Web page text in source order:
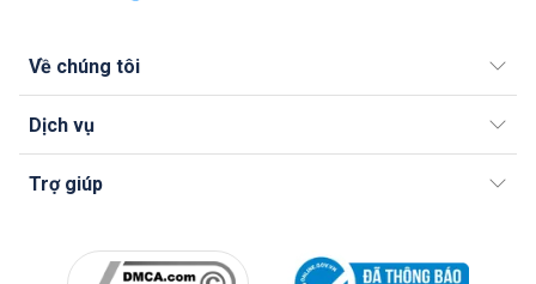
Về chúng tôi
Dịch vụ
Trợ giúp